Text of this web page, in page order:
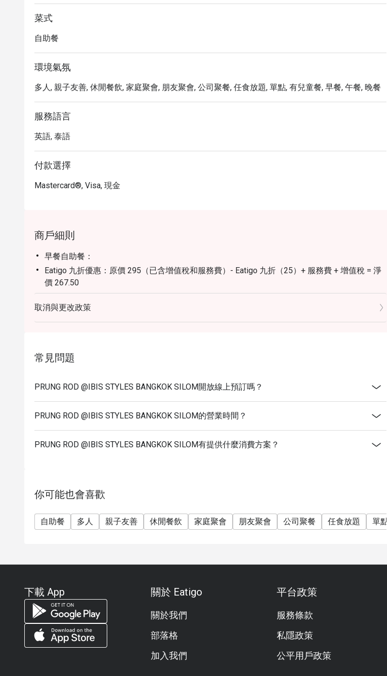
・餐廳的特色之一是不可抗拒的泰式湯麵，廚師每日手工製作新鮮麵條，並可依個人喜好搭配各式
肉類與蔬菜，還可在配料吧調整完美風味，享受專屬於自己的泰式美味體驗。
以更優惠的價格，享受美味餐點！
菜式
自助餐
環境氣氛
多人, 親子友善, 休閒餐飲, 家庭聚會, 朋友聚會, 公司聚餐, 任食放題, 單點, 有兒童餐, 早餐, 午餐, 晚餐
服務語言
英語, 泰語
付款選擇
Mastercard®, Visa, 現金
商戶細則
早餐自助餐：
Eatigo 九折優惠：原價 295（已含增值稅和服務費）- Eatigo 九折（25）+ 服務費 + 增值稅 = 淨
價 267.50
Eatigo 五折優惠：原價 295（已含增值稅和服務費）- Eatigo 五折（125）+ 服務費 + 增值稅 = 淨
價 160.50
午餐自助餐：
**午餐自助餐僅在平日（星期一至星期日）供應。**
問題一：Prung Rod 是一家什麼樣的餐廳，它的概念是什麼？
它在明亮、休閒和色彩豐富的環境中供應正宗泰國菜和國際菜餚，非常適合朋友、家庭和酒店客
人。
“Prung Rod”這個名字的意思是“調味”，反映了客人可以根據自己的口味調味和搭配菜餚的概念。
🍳 早餐自助餐：每天早上 6:00 – 10:30
🍝 晚餐（單點）：下午 5:00 – 晚上 10:00
問題三：我需要預訂還是可以直接來？
答案四：
💰 泰式午餐自助餐（週一至週五，11:30–14:00）：每位成人淨價泰銖 290
👧 兒童（4–12 歲）：淨價泰銖 145
👨👩👧👦 特別優惠：“五人同行，一人免費”
問題五：Prung Rod 的招牌菜或亮點是什麼？
取消與更改政策
常見問題
PRUNG ROD @IBIS STYLES BANGKOK SILOM開放線上預訂嗎？
PRUNG ROD @IBIS STYLES BANGKOK SILOM的營業時間？
PRUNG ROD @IBIS STYLES BANGKOK SILOM有提供什麼消費方案？
你可能也會喜歡
自助餐 多人 親子友善 休閒餐飲 家庭聚會 朋友聚會 公司聚餐 任食放題 單點
下載 App 關於 Eatigo
關於我們
部落格
加入我們
平台政策
服務條款
私隱政策
公平用戶政策